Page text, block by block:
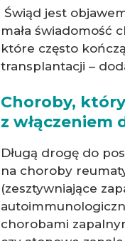
Świąd jest
mała świadomość
które często
transplantacji –
Choroby,
z
Długą drogę do
na choroby
(zesztywniające
chorobami